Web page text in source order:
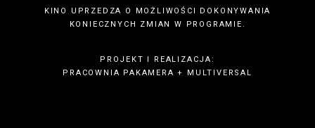
KINO UPRZEDZA O MOŻLIWOŚCI DOKONYWANIA
KONIECZNYCH ZMIAN W PROGRAMIE.
PROJEKT I REALIZACJA:
PRACOWNIA PAKAMERA + MULTIVERSAL